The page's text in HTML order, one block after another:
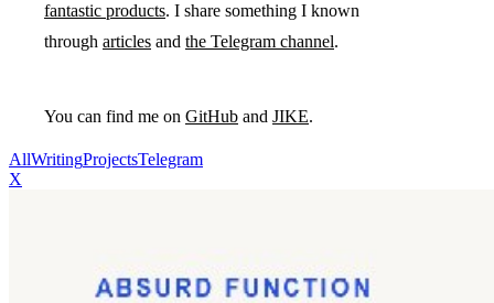
fantastic products. I share something I known
through articles and the Telegram channel.
You can find me on GitHub and JIKE.
AllWritingProjectsTelegram
X